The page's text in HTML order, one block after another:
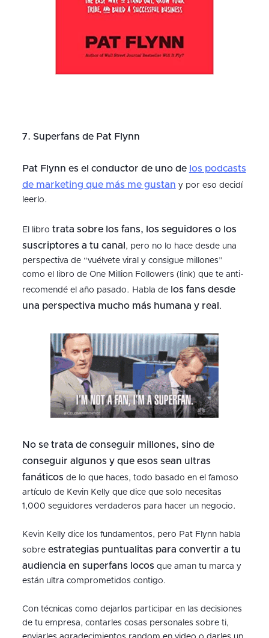
7. Superfans de Pat Flynn
Pat Flynn es el conductor de uno de los podcasts
de marketing que más me gustan y por eso decidí
leerlo.
El libro trata sobre los fans, los seguidores o los
suscriptores a tu canal , pero no lo hace desde una
perspectiva de “vuélvete viral y consigue millones”
como el libro de One Million Followers (link) que te anti-
recomendé el año pasado. Habla de los fans desde
una perspectiva mucho más humana y real .
No se trata de conseguir millones, sino de
conseguir algunos y que esos sean ultras
fanáticos de lo que haces, todo basado en el famoso
artículo de Kevin Kelly que dice que solo necesitas
1,000 seguidores verdaderos para hacer un negocio.
Kevin Kelly dice los fundamentos, pero Pat Flynn habla
sobre estrategias puntualitas para convertir a tu
audiencia en superfans locos que aman tu marca y
están ultra comprometidos contigo.
Con técnicas como dejarlos participar en las decisiones
de tu empresa, contarles cosas personales sobre ti,